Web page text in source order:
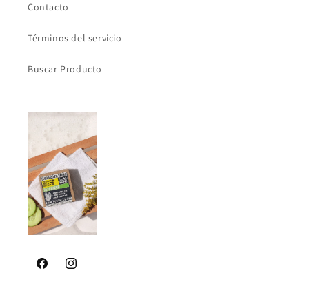
Contacto
Términos del servicio
Buscar Producto
FacebookInstagram